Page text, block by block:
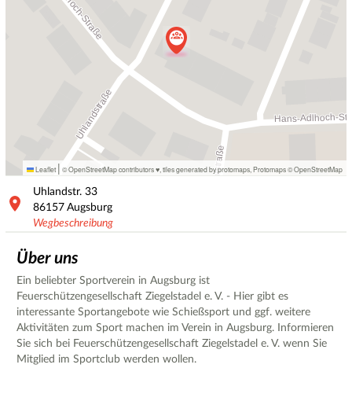
Leaflet | © OpenStreetMap contributors ♥, tiles generated by protomaps Protomaps©OpenStreetMap
Uhlandstr. 33
86157 Augsburg
Wegbeschreibung
Über uns
Ein beliebter Sportverein in Augsburg ist
Feuerschützengesellschaft Ziegelstadel e. V. - Hier gibt es
interessante Sportangebote wie Schießsport und ggf. weitere
Aktivitäten zum Sport machen im Verein in Augsburg. Informieren
Sie sich bei Feuerschützengesellschaft Ziegelstadel e. V. wenn Sie
Mitglied im Sportclub werden wollen.